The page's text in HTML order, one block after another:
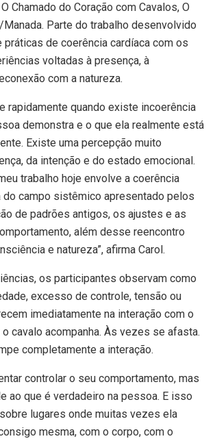
Chamado do Coração com Cavalos, O
Parte do trabalho desenvolvido
práticas de coerência cardíaca com os
voltadas à presença, à
com a natureza.
rapidamente quando existe incoerência
demonstra e o que ela realmente está
Existe uma percepção muito
da intenção e do estado emocional.
trabalho hoje envolve a coerência
do campo sistêmico apresentado pelos
de padrões antigos, os ajustes e as
além desse reencontro
e natureza”, afirma Carol.
os participantes observam como
excesso de controle, tensão ou
imediatamente na interação com o
cavalo acompanha. Às vezes se afasta.
completamente a interação.
controlar o seu comportamento, mas
ao que é verdadeiro na pessoa. E isso
lugares onde muitas vezes ela
mesma, com o corpo, com o